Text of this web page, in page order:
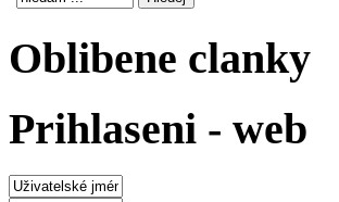
Oblibene clanky
Prihlaseni - web